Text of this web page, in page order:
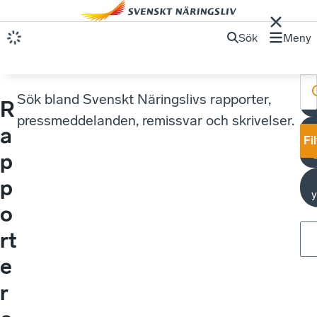
Sök Meny
R
a
p
p
o
rt
e
r
Sök bland Svenskt Näringslivs rapporter,
pressmeddelanden, remissvar och skrivelser.